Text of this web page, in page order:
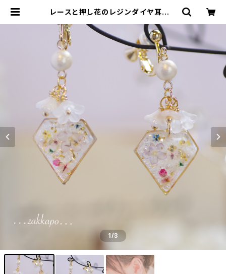
レースと押し花のレジンダイヤ耳飾り
1/3